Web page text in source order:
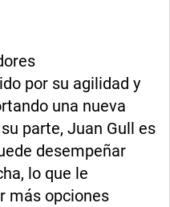
por su agilidad y
una nueva
parte, Juan Gull es
desempeñar
lo que le
más opciones